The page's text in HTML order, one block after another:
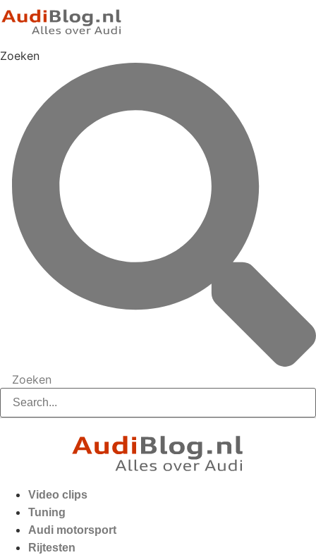
Zoeken
Zoeken
Video clips
Tuning
Audi motorsport
Rijtesten